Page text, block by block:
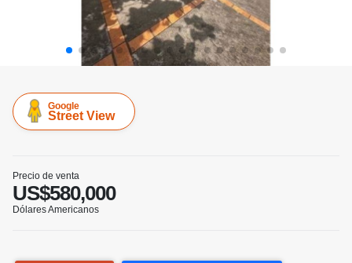
Google
Street View
Precio de venta
US$580,000
Dólares Americanos